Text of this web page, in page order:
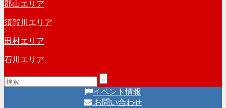
郡山エリア
須賀川エリア
田村エリア
石川エリア
イベント情報
お問い合わせ